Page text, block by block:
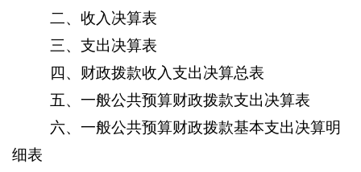
二、收入决算表
三、支出决算表
四、财政拨款收入支出决算总表
五、一般公共预算财政拨款支出决算表
六、一般公共预算财政拨款基本支出决算明
细表